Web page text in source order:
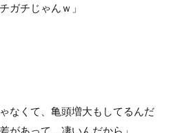
ガチじゃんｗ」
なくて、亀頭増大もしてるんだ
があって、凄いんだから」